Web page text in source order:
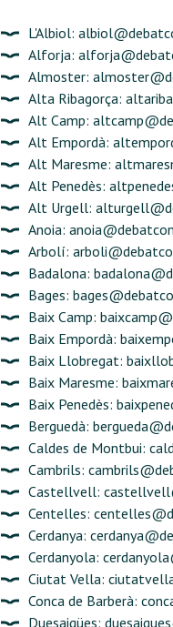
L'Albiol:
Alforja:
Almoster:
Alta Ribagorça:
Alt Camp:
Alt Empordà:
Alt Maresme:
Alt Penedès:
Alt Urgell:
Anoia:
Arbolí:
Badalona:
Bages:
Baix Camp:
Baix Empordà:
Baix Llobregat:
Baix Maresme:
Baix Penedès:
Berguedà:
Caldes de Montbui:
Cambrils:
Castellvell:
Centelles:
Cerdanya:
Cerdanyola:
Ciutat Vella:
Conca de Barberà:
Duesaigües: